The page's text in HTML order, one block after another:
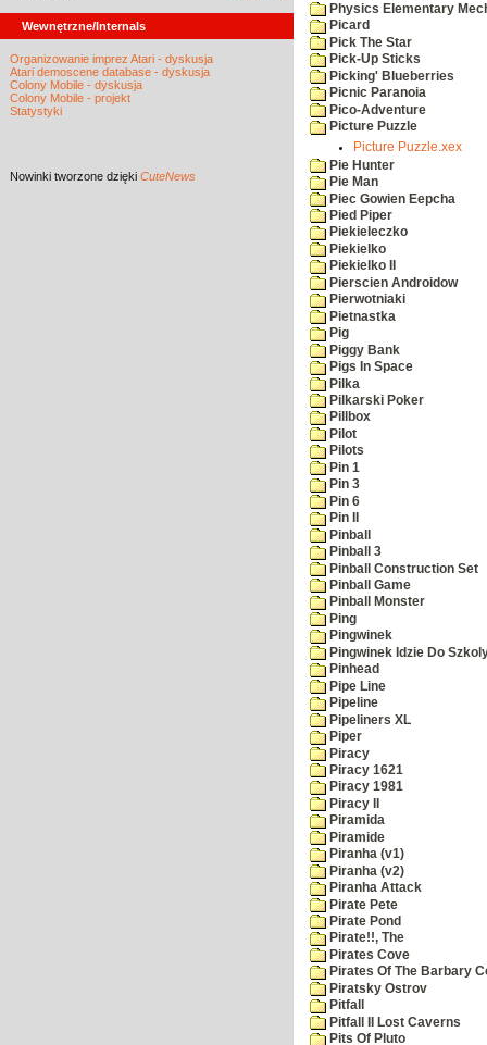
Wewnętrzne/Internals
Organizowanie imprez Atari - dyskusja
Atari demoscene database - dyskusja
Colony Mobile - dyskusja
Colony Mobile - projekt
Statystyki
Nowinki tworzone dzięki CuteNews
Physics Elementary
Picard
Pick The Star
Pick-Up Sticks
Picking' Blueberries
Picnic Paranoia
Pico-Adventure
Picture Puzzle
Picture Puzzle.xex
Pie Hunter
Pie Man
Piec Gowien Eepcha
Pied Piper
Piekieleczko
Piekielko
Piekielko II
Pierscien Androidow
Pierwotniaki
Pietnastka
Pig
Piggy Bank
Pigs In Space
Pilka
Pilkarski Poker
Pillbox
Pilot
Pilots
Pin 1
Pin 3
Pin 6
Pin II
Pinball
Pinball 3
Pinball Construction Set
Pinball Game
Pinball Monster
Ping
Pingwinek
Pingwinek Idzie Do
Pinhead
Pipe Line
Pipeline
Pipeliners XL
Piper
Piracy
Piracy 1621
Piracy 1981
Piracy II
Piramida
Piramide
Piranha (v1)
Piranha (v2)
Piranha Attack
Pirate Pete
Pirate Pond
Pirate!!, The
Pirates Cove
Pirates Of The Barbary
Piratsky Ostrov
Pitfall
Pitfall II Lost Caverns
Pits Of Pluto